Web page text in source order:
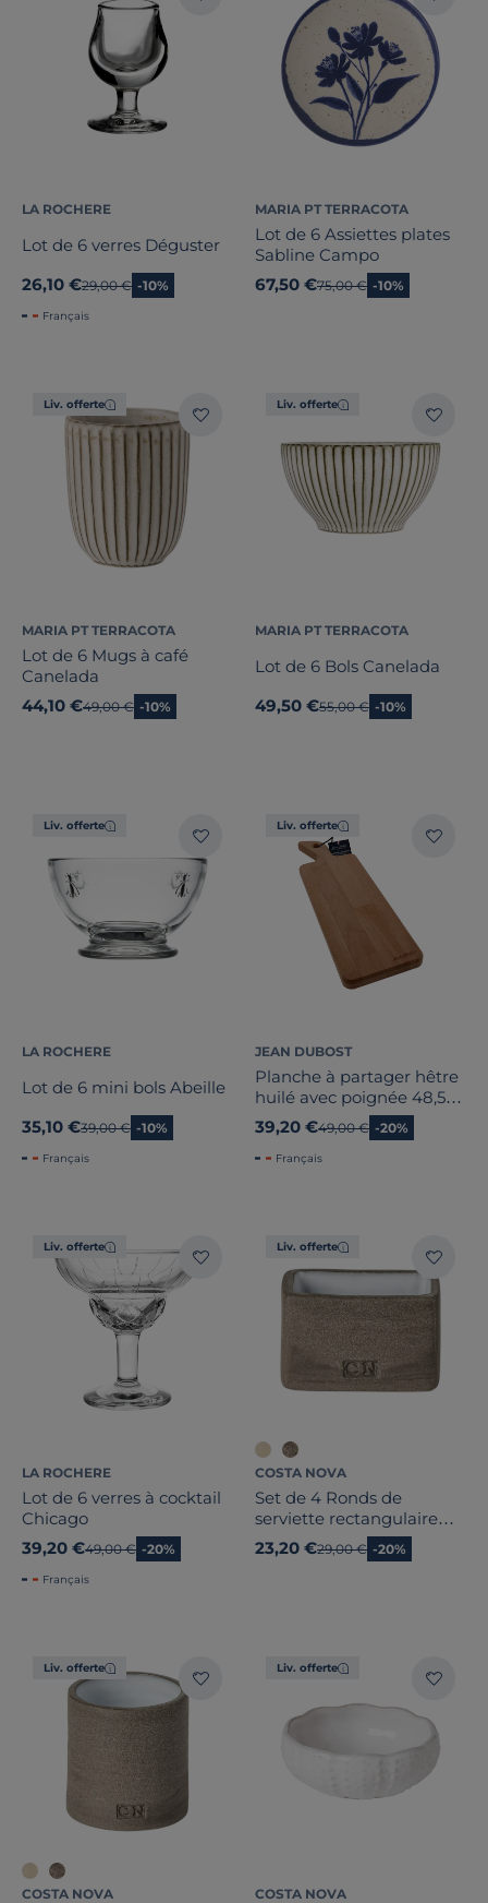
LA ROCHERE
Lot de 6 verres Déguster
26,10 €Ancien prix
29,00 € -10%
Français
MARIA PT TERRACOTA
Lot de 6 Assiettes plates
Sabline Campo
67,50 €Ancien prix
75,00 € -10%
Liv. offerte
MARIA PT TERRACOTA
Lot de 6 Mugs à café
Canelada
44,10 €Ancien prix
49,00 € -10%
Liv. offerte
MARIA PT TERRACOTA
Lot de 6 Bols Canelada
49,50 €Ancien prix
55,00 € -10%
Liv. offerte
LA ROCHERE
Lot de 6 mini bols Abeille
35,10 €Ancien prix
39,00 € -10%
Français
Liv. offerte
JEAN DUBOST
Planche à partager hêtre
huilé avec poignée 48,5
cm S
39,20 €Ancien prix
49,00 € -20%
Français
Liv. offerte
LA ROCHERE
Lot de 6 verres à cocktail
Chicago
39,20 €Ancien prix
49,00 € -20%
Français
Liv. offerte
COSTA NOVA
Set de 4 Ronds de
serviette rectangulaire
Accessories
23,20 €Ancien prix
29,00 € -20%
Liv. offerte
COSTA NOVA
Liv. offerte
COSTA NOVA